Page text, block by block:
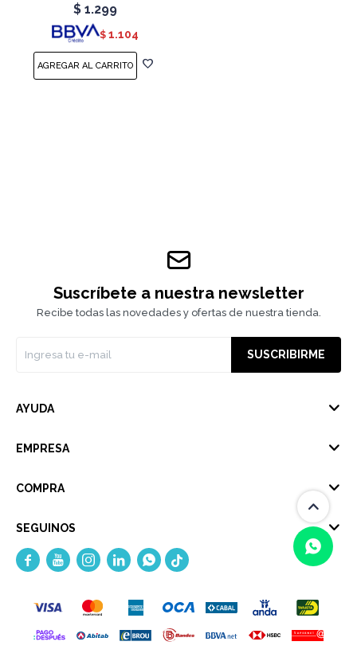
$ 1.299
$ 1.104
Suscríbete a nuestra newsletter
Recibe todas las novedades y ofertas de nuestra tienda.
SUSCRIBIRME
AYUDA
EMPRESA
COMPRA
SEGUINOS
    